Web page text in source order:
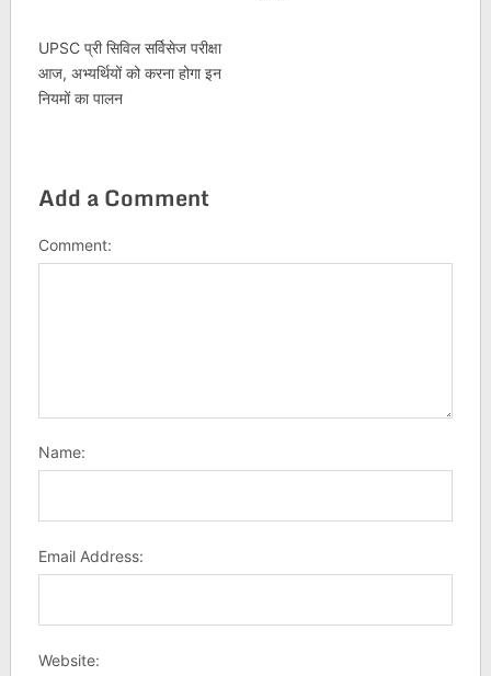
UPSC प्री सिविल सर्विसेज परीक्षा
आज, अभ्यर्थियों को करना होगा इन
नियमों का पालन
Add a Comment
Comment:
Name:
Email Address:
Website: